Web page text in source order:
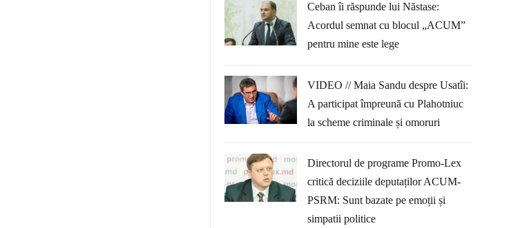
Ceban îi răspunde lui Năstase:
Acordul semnat cu blocul „ACUM”
pentru mine este lege
VIDEO // Maia Sandu despre Usatîi:
A participat împreună cu Plahotniuc
la scheme criminale și omoruri
Directorul de programe Promo-Lex
critică deciziile deputaților ACUM-
PSRM: Sunt bazate pe emoții și
simpatii politice